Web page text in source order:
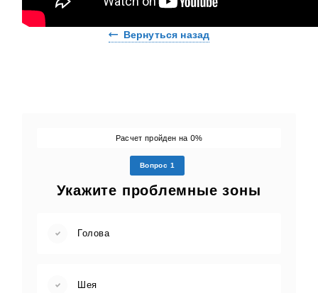
Вернуться назад
Расчет пройден на 0%
Вопрос 1
Укажите проблемные зоны
Голова
Шея